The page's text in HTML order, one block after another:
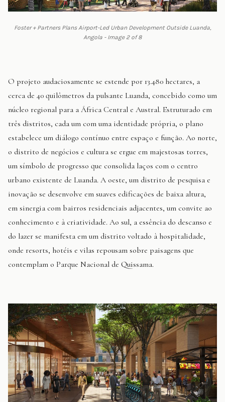
Foster + Partners Plans Airport-Led Urban Development Outside Luanda,
Angola - Image 2 of 8
O projeto audaciosamente se estende por 13.480 hectares, a
cerca de 40 quilômetros da pulsante Luanda, concebido como um
núcleo regional para a África Central e Austral. Estruturado em
três distritos, cada um com uma identidade própria, o plano
estabelece um diálogo contínuo entre espaço e função. Ao norte,
o distrito de negócios e cultura se ergue em majestosas torres,
um símbolo de progresso que consolida laços com o centro
urbano existente de Luanda. A oeste, um distrito de pesquisa e
inovação se desenvolve em suaves edificações de baixa altura,
em sinergia com bairros residenciais adjacentes, um convite ao
conhecimento e à criatividade. Ao sul, a essência do descanso e
do lazer se manifesta em um distrito voltado à hospitalidade,
onde resorts, hotéis e vilas repousam sobre paisagens que
contemplam o Parque Nacional de Quissama.